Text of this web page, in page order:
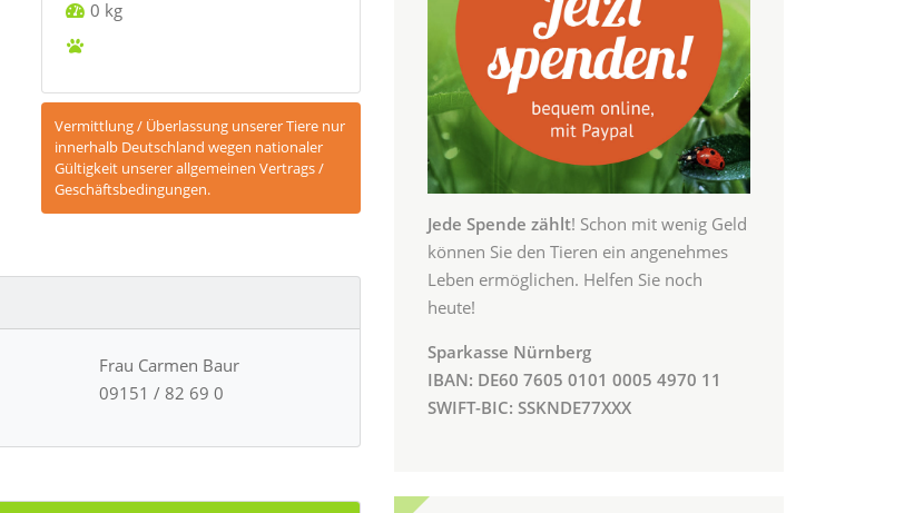
0 kg
Vermittlung / Überlassung unserer Tiere nur
innerhalb Deutschland wegen nationaler
Gültigkeit unserer allgemeinen Vertrags /
Geschäftsbedingungen.
Frau Carmen Baur
09151 / 82 69 0
Jede Spende zählt! Schon mit wenig Geld
können Sie den Tieren ein angenehmes
Leben ermöglichen. Helfen Sie noch
heute!
Sparkasse Nürnberg
IBAN: DE60 7605 0101 0005 4970 11
SWIFT-BIC: SSKNDE77XXX